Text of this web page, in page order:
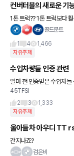
컨버터블의 새로운 기
1톤 트럭?? 1톤 트
골드문트
1
4 1,466
자유주제
수입차량들 인증 관련
얼마 전 인증받은 수입차들 목록이 나
정리를 해보면 - C클 카브 F/L - M340i 투어링 - 320i 투어링 - GL
S - S8L TFSI 대충 요렇네
45TFSI
2
3 1,333
자유주제
울아들차 아우디 TT
간지나죠?
검은비